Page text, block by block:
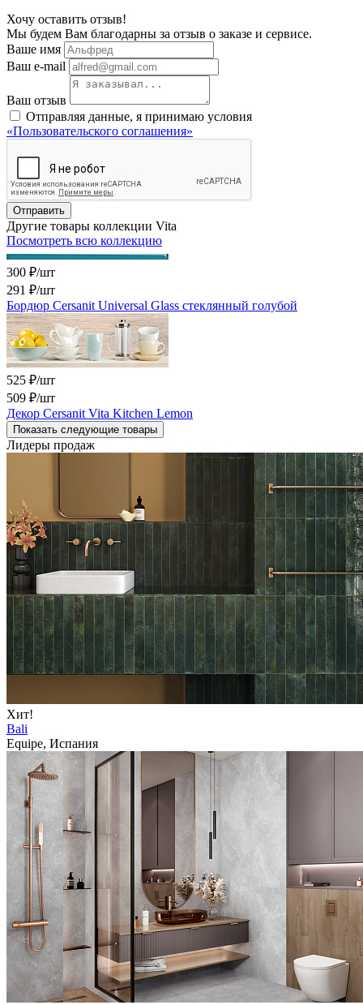
Хочу оставить отзыв!
Мы будем Вам благодарны за отзыв о заказе и сервисе.
Ваше имя
Ваш e-mail
Ваш отзыв
Отправляя данные, я принимаю условия
«Пользовательского соглашения»
Отправить
Другие товары коллекции Vita
Посмотреть всю коллекцию
300 ₽/шт
291 ₽/шт
Бордюр Cersanit Universal Glass стеклянный голубой
525 ₽/шт
509 ₽/шт
Декор Cersanit Vita Kitchen Lemon
Показать следующие товары
Лидеры продаж
Хит!
Bali
Equipe, Испания